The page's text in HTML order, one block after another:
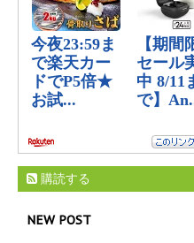
購読する
NEW POST